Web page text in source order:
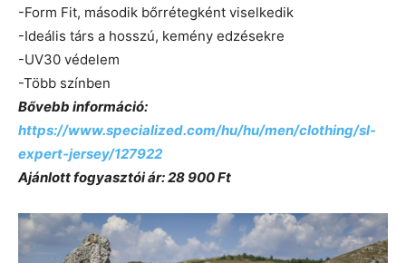
-Form Fit, második bőrrétegként viselkedik
-Ideális társ a hosszú, kemény edzésekre
-UV30 védelem
-Több színben
Bővebb információ:
https://www.specialized.com/hu/hu/men/clothing/sl-
expert-jersey/127922
Ajánlott fogyasztói ár: 28 900 Ft